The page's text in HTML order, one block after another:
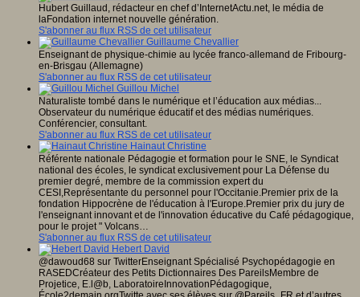
Hubert Guillaud, rédacteur en chef d’InternetActu.net, le média de
laFondation internet nouvelle génération.
S'abonner au flux RSS de cet utilisateur
Guillaume Chevallier
Enseignant de physique-chimie au lycée franco-allemand de Fribourg-
en-Brisgau (Allemagne)
S'abonner au flux RSS de cet utilisateur
Guillou Michel
Naturaliste tombé dans le numérique et l’éducation aux médias...
Observateur du numérique éducatif et des médias numériques.
Conférencier, consultant.
S'abonner au flux RSS de cet utilisateur
Hainaut Christine
Référente nationale Pédagogie et formation pour le SNE, le Syndicat
national des écoles, le syndicat exclusivement pour La Défense du
premier degré, membre de la commission expert du
CESI,Représentante du personnel pour l'Occitanie.Premier prix de la
fondation Hippocrène de l'éducation à l'Europe.Premier prix du jury de
l'enseignant innovant et de l'innovation éducative du Café pédagogique,
pour le projet " Volcans…
S'abonner au flux RSS de cet utilisateur
Hebert David
@dawoud68 sur TwitterEnseignant Spécialisé Psychopédagogie en
RASEDCréateur des Petits Dictionnaires Des PareilsMembre de
Projetice, E.l@b, LaboratoireInnovationPédagogique,